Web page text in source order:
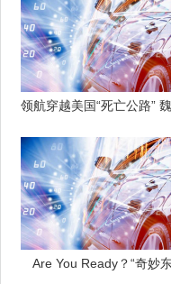
领航穿越美国“死亡公路”
Are You Ready？“奇妙